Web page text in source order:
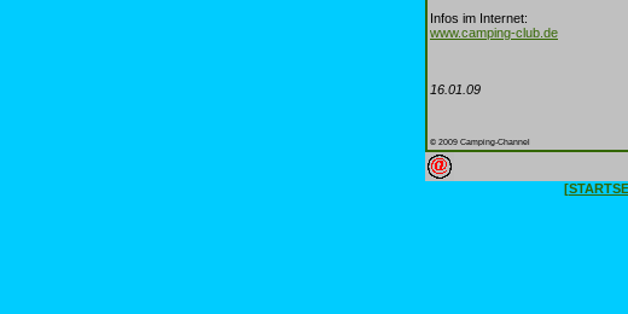
Infos im Internet:
www.camping-club.de
16.01.09
© 2009 Camping-Channel